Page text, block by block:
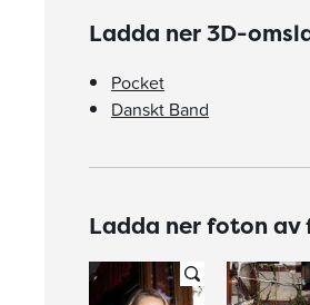
Ladda ner 3D-
Pocket
Danskt Band
Ladda ner foton